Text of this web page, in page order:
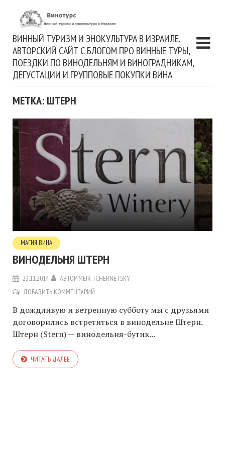
ВИННЫЙ ТУРИЗМ И ЭНОКУЛЬТУРА В ИЗРАИЛЕ.
АВТОРСКИЙ САЙТ С БЛОГОМ ПРО ВИННЫЕ ТУРЫ,
ПОЕЗДКИ ПО ВИНОДЕЛЬНЯМ И ВИНОГРАДНИКАМ,
ДЕГУСТАЦИИ И ГРУППОВЫЕ ПОКУПКИ ВИНА
МЕТКА: ШТЕРН
МАГИЯ ВИНА
ВИНОДЕЛЬНЯ ШТЕРН
23.11.2014 АВТОР MEIR TCHERNETSKY
ДОБАВИТЬ КОММЕНТАРИЙ
В дождливую и ветренную субботу мы с друзьями
договорились встретиться в винодельне Штерн.
Штерн (Stern) — винодельня-бутик...
ЧИТАТЬ ДАЛЕЕ